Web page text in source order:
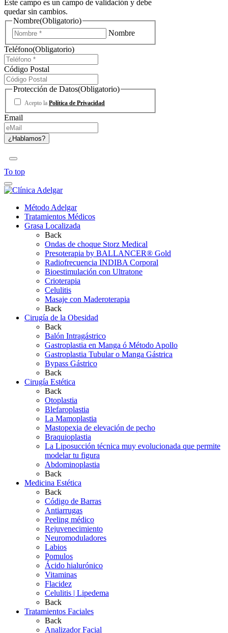
Este campo es un campo de validación y debe
quedar sin cambios.
Nombre(Obligatorio)
Nombre
Teléfono(Obligatorio)
Código Postal
Protección de Datos(Obligatorio)
Acepto la Política de Privacidad
Email
To top
Método Adelgar
Tratamientos Médicos
Grasa Localizada
Back
Ondas de choque Storz Medical
Presoterapia by BALLANCER® Gold
Radiofrecuencia INDIBA Corporal
Bioestimulación con Ultratone
Crioterapia
Celulitis
Masaje con Maderoterapia
Back
Cirugía de la Obesidad
Back
Balón Intragástrico
Gastroplastia en Manga ó Método Apollo
Gastroplastia Tubular o Manga Gástrica
Bypass Gástrico
Back
Cirugía Estética
Back
Otoplastia
Blefaroplastia
La Mamoplastia
Mastopexia de elevación de pecho
Braquioplastia
La Liposucción técnica muy evolucionada que permite
modelar tu figura
Abdominoplastia
Back
Medicina Estética
Back
Código de Barras
Antiarrugas
Peeling médico
Rejuvenecimiento
Neuromoduladores
Labios
Pomulos
Ácido hialurónico
Vitaminas
Flacidez
Celulitis | Lipedema
Back
Tratamientos Faciales
Back
Analizador Facial